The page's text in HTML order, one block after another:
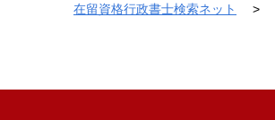
在留資格行政書士検索ネット